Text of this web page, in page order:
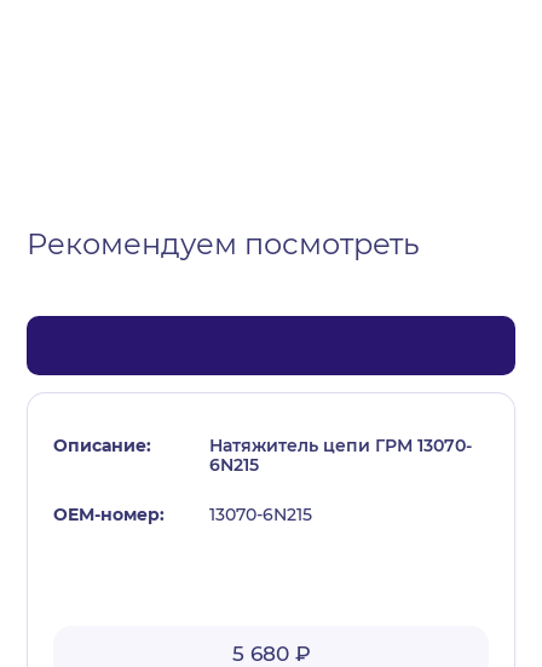
Рекомендуем посмотреть
Натяжитель цепи ГРМ 13070-
6N215
13070-6N215
5 680 ₽